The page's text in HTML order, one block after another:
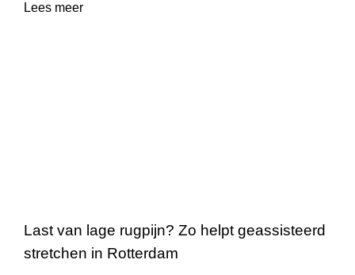
Lees meer
Last van lage rugpijn? Zo helpt geassisteerd
stretchen in Rotterdam